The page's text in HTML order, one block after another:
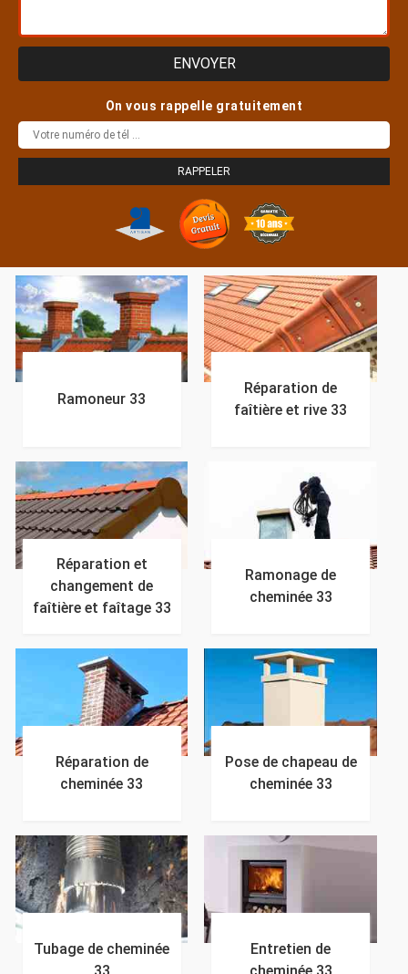
On vous rappelle gratuitement
Ramoneur 33
Réparation de
faîtière et rive 33
Réparation et
changement de
faîtière et faîtage 33
Ramonage de
cheminée 33
Réparation de
cheminée 33
Pose de chapeau de
cheminée 33
Tubage de cheminée
Entretien de